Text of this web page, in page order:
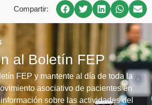
Compartir:
al Boletín FEP
FEP y mantente al día de toda la
asociativo de pacientes en
sobre las actividades del